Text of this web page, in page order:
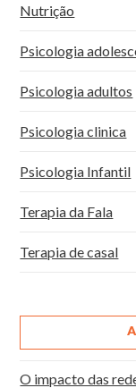
Nutrição
Psicologia
Psicologia adultos
Psicologia clinica
Psicologia Infantil
Terapia da Fala
Terapia de casal
O impacto das